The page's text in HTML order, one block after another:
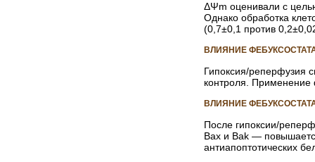
ΔΨm оценивали с
Однако обработка
(0,7±0,1 против
ВЛИЯНИЕ
Гипоксия/реперфузия
контроля. Применение
ВЛИЯНИЕ
После гипоксии/
Bax и Bak —
антиапоптотических